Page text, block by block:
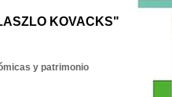
KOVACKS"
y patrimonio